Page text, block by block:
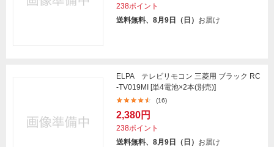
238ポイント
送料無料、8月9日（日） お届け
ELPA テレビリモコン 三菱用 ブラック RC
-TV019MI [単4電池×2本(別売)]
(16)
2,380円
238ポイント
送料無料、8月9日（日） お届け